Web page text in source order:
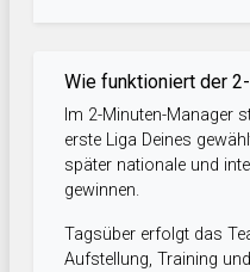
Wie funktioniert der
Im 2-Minuten-Manager
erste Liga Deines
später nationale und
gewinnen.
Tagsüber erfolgt das
Aufstellung, Training